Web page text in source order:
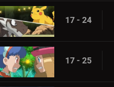
17 - 24
17 - 25